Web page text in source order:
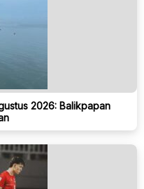
2026: Balikpapan